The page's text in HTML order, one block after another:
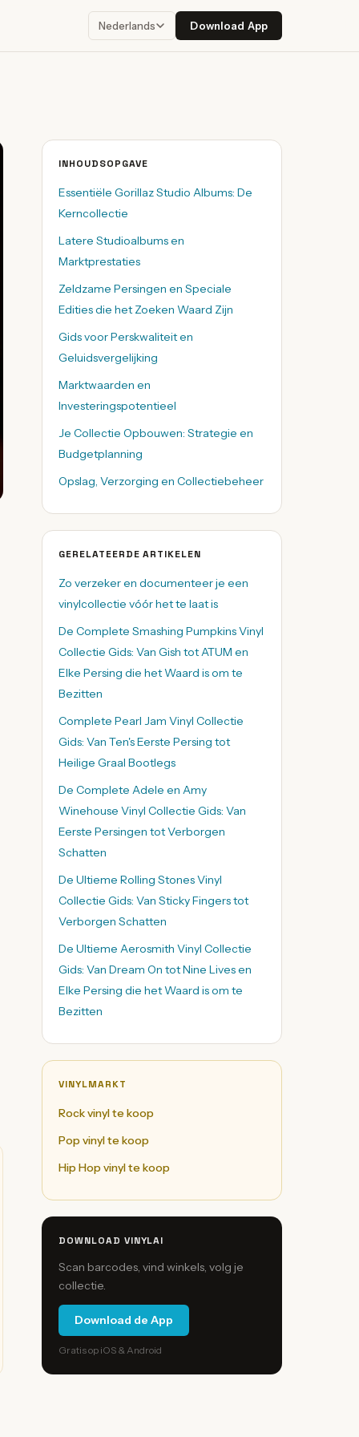
Nederlands Download App
INHOUDSOPGAVE
Essentiële Gorillaz Studio Albums: De
Kerncollectie
Latere Studioalbums en
Marktprestaties
Zeldzame Persingen en Speciale
Edities die het Zoeken Waard Zijn
Gids voor Perskwaliteit en
Geluidsvergelijking
Marktwaarden en
Investeringspotentieel
Je Collectie Opbouwen: Strategie en
Budgetplanning
Opslag, Verzorging en Collectiebeheer
GERELATEERDE ARTIKELEN
Zo verzeker en documenteer je een
vinylcollectie vóór het te laat is
De Complete Smashing Pumpkins Vinyl
Collectie Gids: Van Gish tot ATUM en
Elke Persing die het Waard is om te
Bezitten
Complete Pearl Jam Vinyl Collectie
Gids: Van Ten's Eerste Persing tot
Heilige Graal Bootlegs
De Complete Adele en Amy
Winehouse Vinyl Collectie Gids: Van
Eerste Persingen tot Verborgen
Schatten
De Ultieme Rolling Stones Vinyl
Collectie Gids: Van Sticky Fingers tot
Verborgen Schatten
De Ultieme Aerosmith Vinyl Collectie
Gids: Van Dream On tot Nine Lives en
Elke Persing die het Waard is om te
Bezitten
VINYLMARKT
Rock vinyl te koop
Pop vinyl te koop
Hip Hop vinyl te koop
DOWNLOAD VINYLAI
Scan barcodes, vind winkels, volg je
collectie.
Download de App
Gratis op iOS & Android